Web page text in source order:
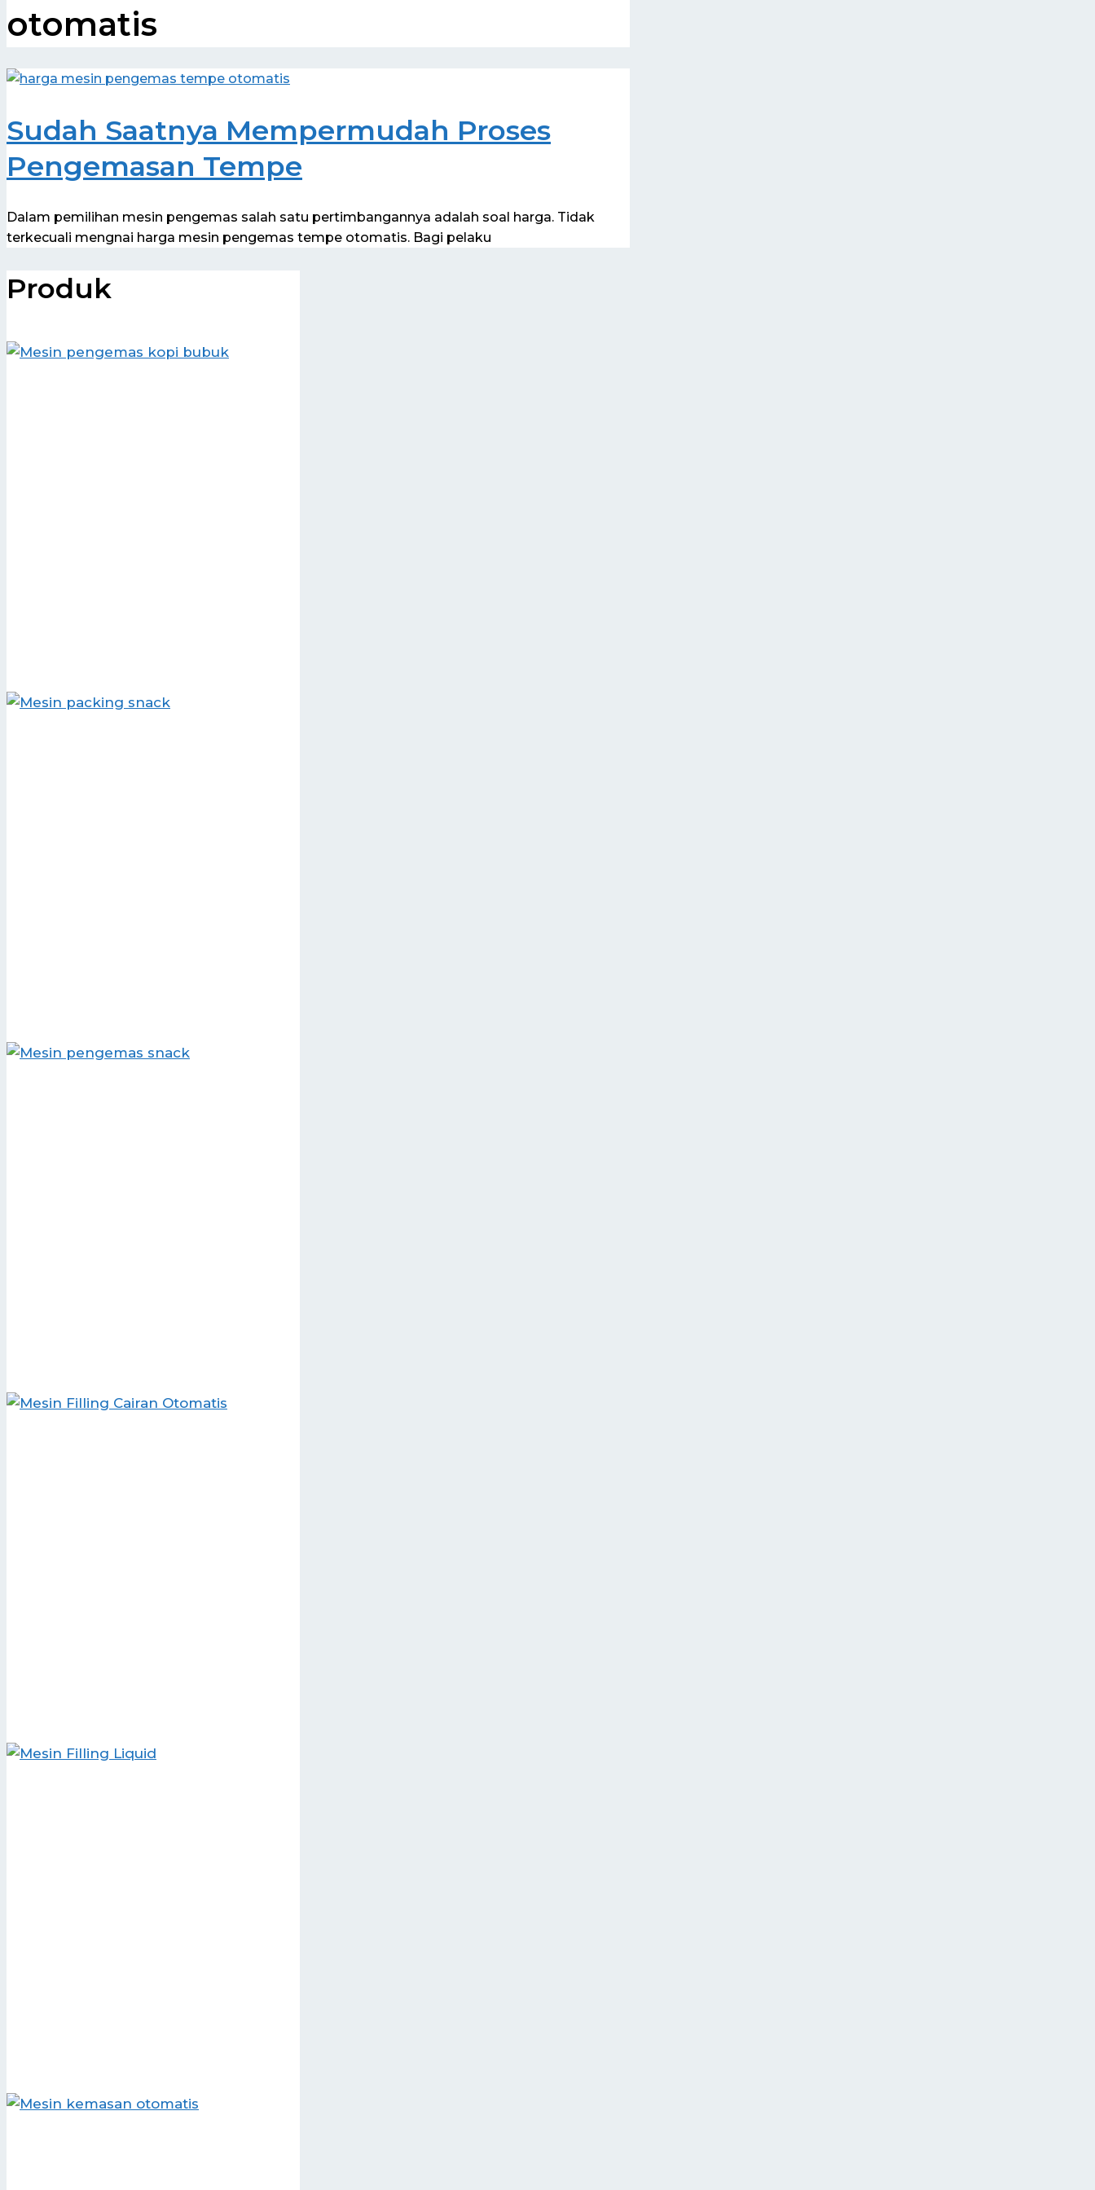
otomatis
Sudah Saatnya Mempermudah Proses
Pengemasan Tempe
Dalam pemilihan mesin pengemas salah satu pertimbangannya adalah soal harga. Tidak
terkecuali mengnai harga mesin pengemas tempe otomatis. Bagi pelaku
Produk